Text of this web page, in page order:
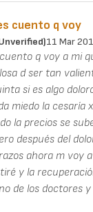
cuento q voy
11 Mar
q voy a mi
d ser tan
si es algo
miedo la cesaría
la precios se
después del
ahora m voy
y la
de los doctores y